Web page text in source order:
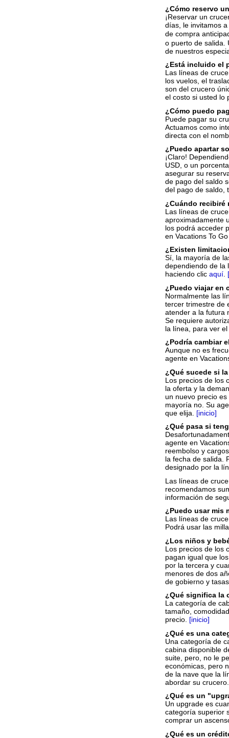
¿Cómo reservo
¡Reservar un
días, le invitamos
de compra
o puerto de salida.
de nuestros
¿Está incluido el
Las líneas de
los vuelos, el
son del crucero
el costo si usted lo
¿Cómo puedo
Puede pagar su
Actuamos como
directa con el
¿Puedo apartar
¡Claro!
USD, o un
asegurar su
de pago del saldo
del pago de saldo,
¿Cuándo recibiré
Las líneas de
aproximadamente
los podrá acceder
en Vacations To
¿Existen
Sí, la mayoría de
dependiendo de la
haciendo clic aquí
¿Puedo viajar en
Normalmente las
tercer trimestre de
atender a la futura
Se requiere
la línea, para ver
¿Podría cambiar
Aunque no es
agente en
¿Qué sucede si
Los precios de los
la oferta y la
un nuevo precio
mayoría no. Su
que elija. [inicio]
¿Qué pasa si
agente en
reembolso y
la fecha de salida.
designado por la
Las líneas de
recomendamos
información de
¿Puedo usar mis
Las líneas de
Podrá usar las
¿Los niños y
Los precios de los
pagan igual que
por la tercera y
menores de dos
de gobierno y
¿Qué significa la
La categoría de
tamaño,
precio. [inicio]
¿Qué es una
Una categoría de
cabina disponible
suite, pero, no le
económicas, pero
de la nave que la
abordar su
¿Qué es un
Un upgrade es
categoría superior
comprar un
¿Qué es un